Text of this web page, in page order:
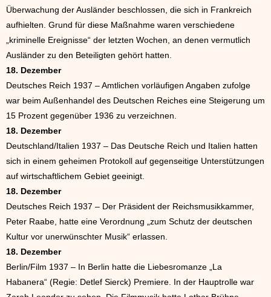
Überwachung der Ausländer beschlossen, die sich in Frankreich
aufhielten. Grund für diese Maßnahme waren verschiedene
„kriminelle Ereignisse“ der letzten Wochen, an denen vermutlich
Ausländer zu den Beteiligten gehört hatten.
18. Dezember
Deutsches Reich 1937 – Amtlichen vorläufigen Angaben zufolge
war beim Außenhandel des Deutschen Reiches eine Steigerung um
15 Prozent gegenüber 1936 zu verzeichnen.
18. Dezember
Deutschland/Italien 1937 – Das Deutsche Reich und Italien hatten
sich in einem geheimen Protokoll auf gegenseitige Unterstützungen
auf wirtschaftlichem Gebiet geeinigt.
18. Dezember
Deutsches Reich 1937 – Der Präsident der Reichsmusikkammer,
Peter Raabe, hatte eine Verordnung „zum Schutz der deutschen
Kultur vor unerwünschter Musik“ erlassen.
18. Dezember
Berlin/Film 1937 – In Berlin hatte die Liebesromanze „La
Habanera“ (Regie: Detlef Sierck) Premiere. In der Hauptrolle war